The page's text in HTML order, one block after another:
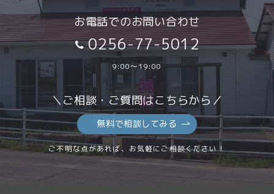
お電話でのお問い合わせ
0256-77-5012
9:00～19:00
＼ご相談・ご質問はこちらから／
無料で相談してみる
ご不明な点があれば、お気軽にご相談ください！